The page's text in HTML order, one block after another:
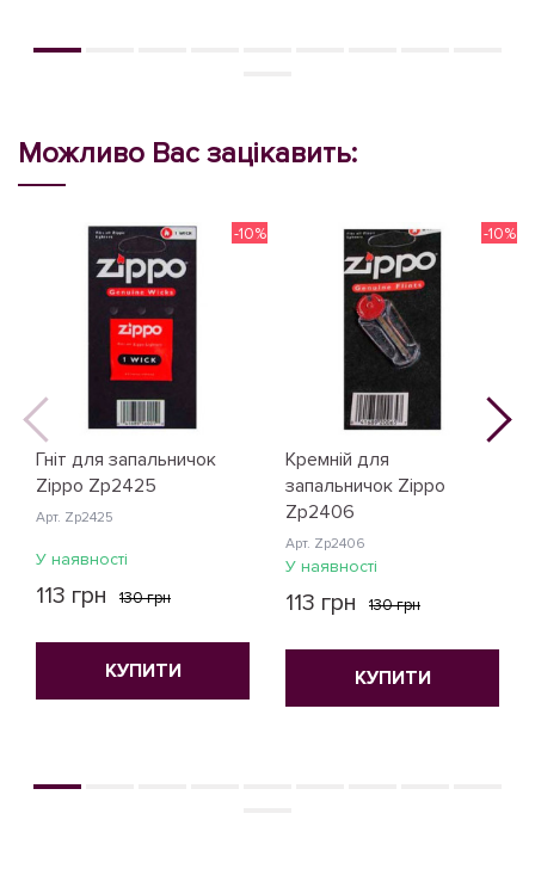
Можливо Вас зацікавить:
Гніт для запальничок
Zippo Zp2425
Арт. Zp2425
-10%
У наявності
113 грн 130 грн
КУПИТИ
Кремній для
запальничок Zippo
Zp2406
Арт. Zp2406
-10%
У наявності
113 грн 130 грн
КУПИТИ